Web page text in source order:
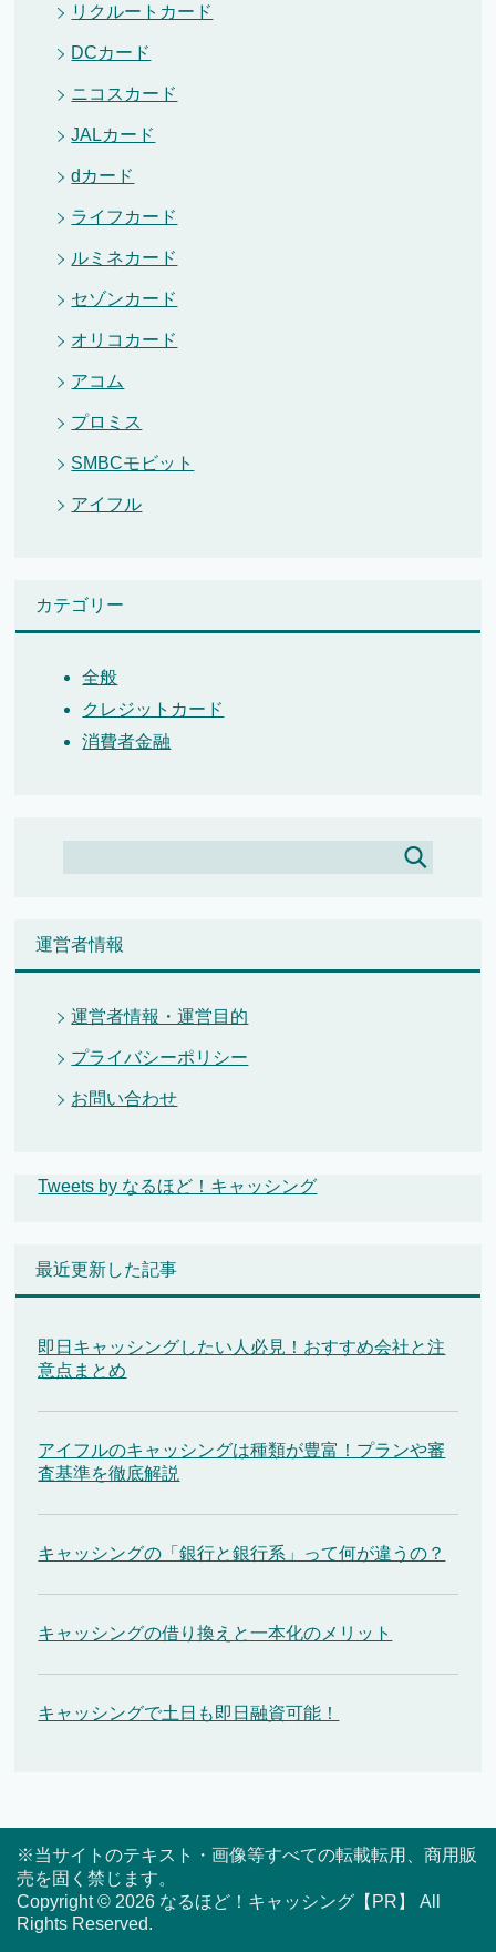
リクルートカード
DCカード
ニコスカード
JALカード
dカード
ライフカード
ルミネカード
セゾンカード
オリコカード
アコム
プロミス
SMBCモビット
アイフル
カテゴリー
全般
クレジットカード
消費者金融
運営者情報
運営者情報・運営目的
プライバシーポリシー
お問い合わせ
Tweets by なるほど！キャッシング
最近更新した記事
即日キャッシングしたい人必見！おすすめ会社と注
意点まとめ
アイフルのキャッシングは種類が豊富！プランや審
査基準を徹底解説
キャッシングの「銀行と銀行系」って何が違うの？
キャッシングの借り換えと一本化のメリット
キャッシングで土日も即日融資可能！
※当サイトのテキスト・画像等すべての転載転用、商用販
売を固く禁じます。
Copyright © 2026 なるほど！キャッシング【PR】 All
Rights Reserved.